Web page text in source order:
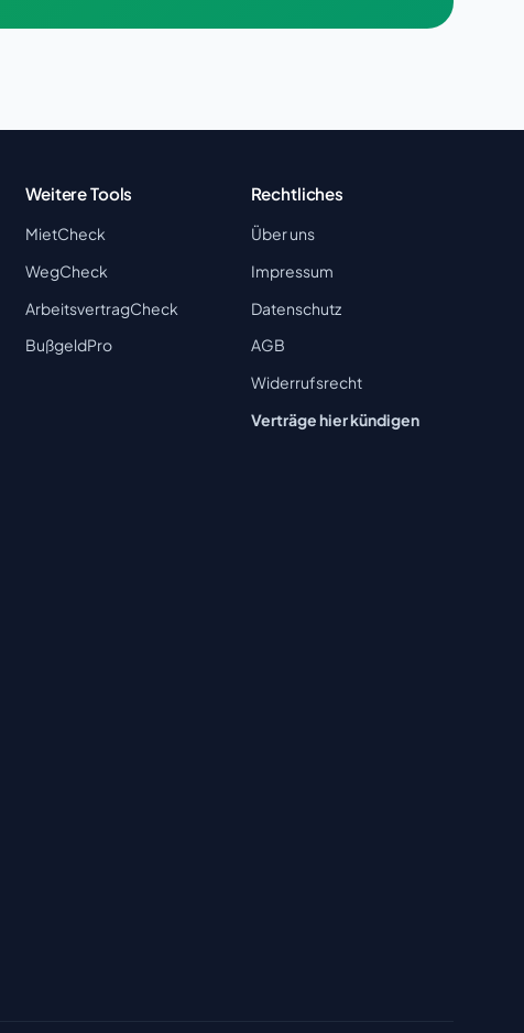
Weitere Tools
MietCheck
WegCheck
ArbeitsvertragCheck
BußgeldPro
Rechtliches
Über uns
Impressum
Datenschutz
AGB
Widerrufsrecht
Verträge hier kündigen